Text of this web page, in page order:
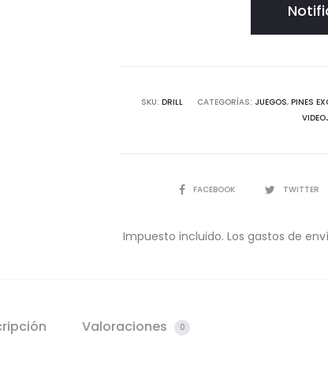
SKU: DRILL CATEGORÍAS: JUEGOS, PINES
COMPARTIR
FACEBOOK TWITTER
Impuesto incluido. Los gastos de
Valoraciones 0